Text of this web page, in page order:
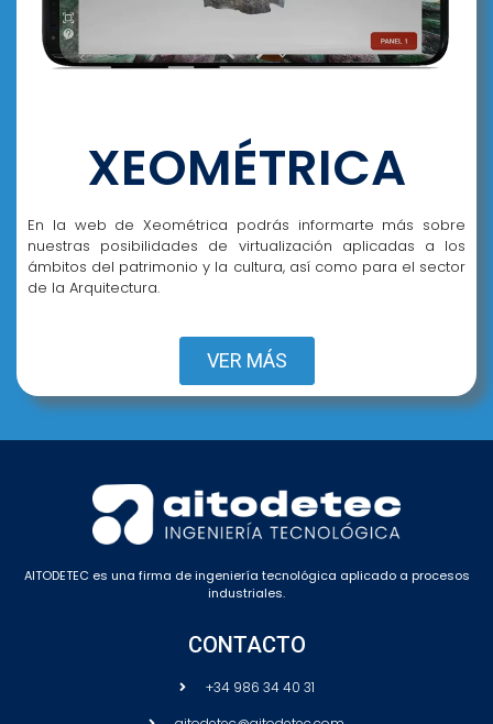
XEOMÉTRICA
En la web de Xeométrica podrás informarte más sobre
nuestras posibilidades de virtualización aplicadas a los
ámbitos del patrimonio y la cultura, así como para el sector
de la Arquitectura.
VER MÁS
AITODETEC es una firma de ingeniería tecnológica aplicado a procesos
industriales.
CONTACTO
+34 986 34 40 31